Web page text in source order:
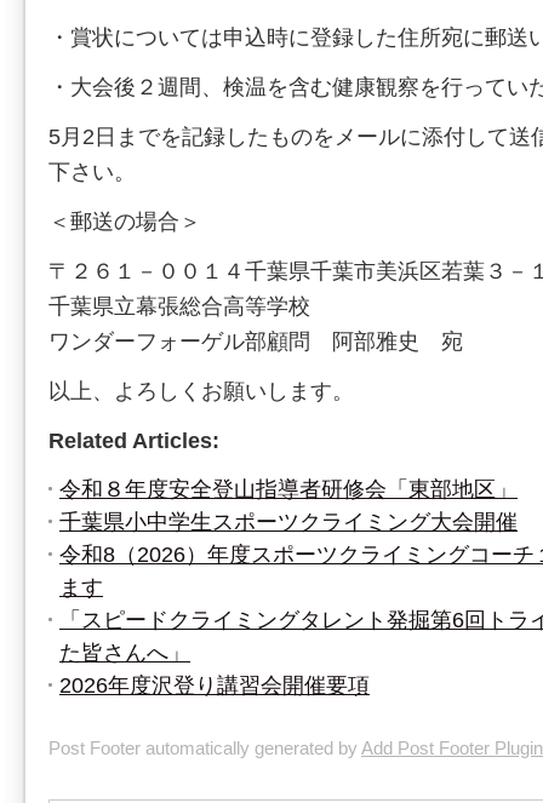
・賞状については申込時に登録した住所宛に郵送
・大会後２週間、検温を含む健康観察を行ってい
5月2日までを記録したものをメールに添付して送
下さい。
＜郵送の場合＞
〒２６１－００１４千葉県千葉市美浜区若葉３－
千葉県立幕張総合高等学校
ワンダーフォーゲル部顧問 阿部雅史 宛
以上、よろしくお願いします。
Related Articles:
令和８年度安全登山指導者研修会「東部地区」
千葉県小中学生スポーツクライミング大会開催
令和8（2026）年度スポーツクライミングコー
ます
「スピードクライミングタレント発掘第6回トラ
た皆さんへ」
2026年度沢登り講習会開催要項
Post Footer automatically generated by Add Post Footer Plugin